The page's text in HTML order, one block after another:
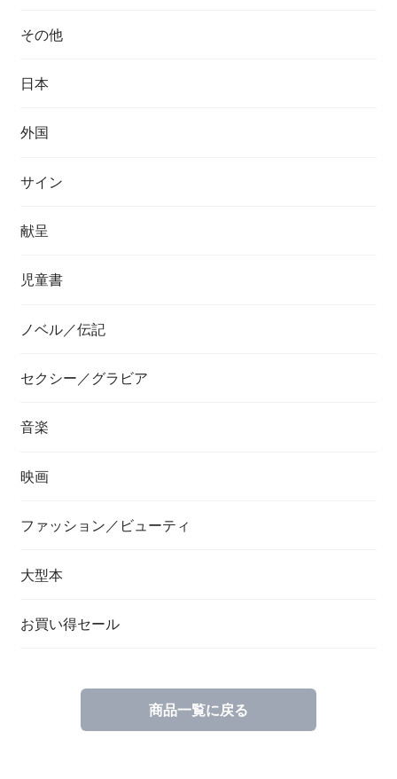
その他
日本
外国
サイン
献呈
児童書
ノベル／伝記
セクシー／グラビア
音楽
映画
ファッション／ビューティ
大型本
お買い得セール
商品一覧に戻る